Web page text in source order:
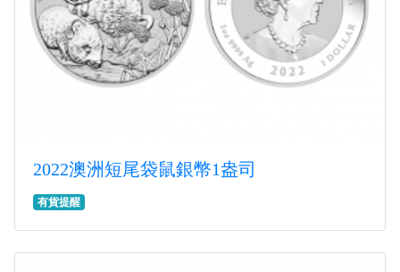
2022澳洲短尾袋鼠銀幣1盎司
有貨提醒